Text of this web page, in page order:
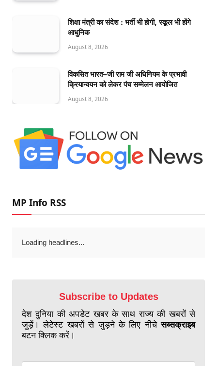
शिक्षा मंत्री का संदेश : भर्ती भी होगी, स्कूल भी होंगे
आधुनिक
August 8, 2026
विकसित भारत–जी राम जी अधिनियम के प्रभावी
क्रियान्वयन को लेकर पंच सम्मेलन आयोजित
August 8, 2026
MP Info RSS
Loading headlines...
Subscribe to Updates
देश दुनिया की अपडेट खबर के साथ राज्य की खबरों से
जुड़ें। लेटेस्ट खबरों से जुड़ने के लिए नीचेसब्सक्राइब
बटन क्लिक करें।